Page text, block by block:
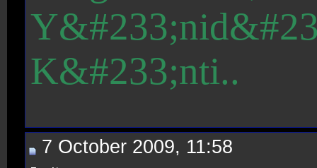
K&#233;nti..
7 October 2009, 11:58